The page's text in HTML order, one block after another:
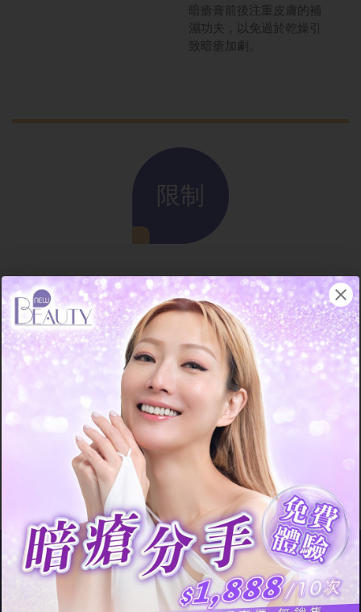
暗瘡膏前後注重皮膚的補
濕功夫，以免過於乾燥引
致暗瘡加劇。
限制
十之八九的女士都會有一支暗瘡膏「傍身」，以免面上突然生
了幾粒暗瘡時，卻苦無對策。暗瘡膏的使用方法十分方便，而
且種類繁多，不少女士也會根據常有的暗瘡類型，選擇適合自
己的暗瘡膏，不過使用暗瘡膏的成效卻值得斟酌。一般暗瘡膏
均是針對有膿頭的暗瘡類型，因為沒有受到角質層封閉毛孔表
面的影響，所以暗瘡膏能夠深入皮膚底層，可是有些暗瘡的表
面被厚厚的角質覆蓋，例如石頭瘡，就會因為角質層的遮蓋而
令暗瘡膏的成分無法滲透至毛孔底層，即使不斷塗用暗瘡膏也
未必能夠消除暗瘡。另外，有部分暗瘡膏添加的藥用成分會抑
制油脂分泌，令皮膚變乾，容易導致脫皮、痕癢等問題。